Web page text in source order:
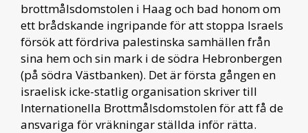
brottmålsdomstolen i Haag och bad honom om
ett brådskande ingripande för att stoppa Israels
försök att fördriva palestinska samhällen från
sina hem och sin mark i de södra Hebronbergen
(på södra Västbanken). Det är första gången en
israelisk icke-statlig organisation skriver till
Internationella Brottmålsdomstolen för att få de
ansvariga för vräkningar ställda inför rätta.